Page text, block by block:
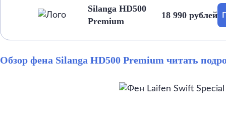
Silanga HD500
Premium
18 990 рублей
Обзор фена Silanga HD500 Premium читать